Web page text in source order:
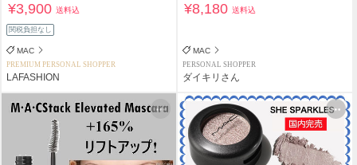
¥3,900送料込
関税負担なし
MAC
PREMIUM PERSONAL SHOPPER
LAFASHION
¥8,180送料込
MAC
PERSONAL SHOPPER
ダイキリさん